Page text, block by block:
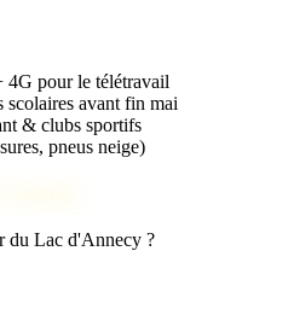
4G pour le télétravail
avant fin mai
& clubs sportifs
pneus neige)
du Lac d'Annecy ?